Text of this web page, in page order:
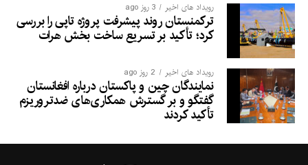
رویداد های اخیر 3 روز ago
ترکمنستان روند پیشرفت پروژه تاپی را بررسی
کرد؛ تأکید بر تسریع ساخت بخش هرات
رویداد های اخیر 2 روز ago
نمایندگان چین و پاکستان درباره افغانستان
گفتگو و بر گسترش همکاری‌های ضدتروریزم
تأکید کردند